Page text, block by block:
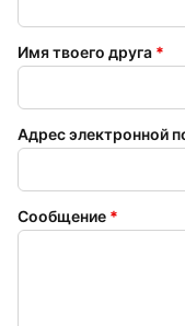
Имя твоего друга *
Адрес электронной
Сообщение *